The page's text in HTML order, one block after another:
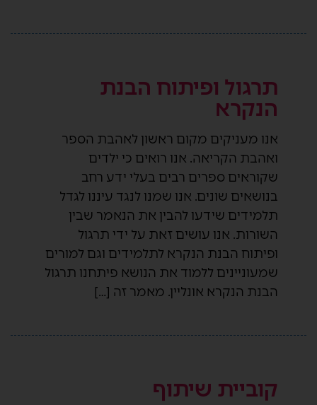
תרגול ופיתוח הבנת
הנקרא
אנו מעניקים מקום ראשון לאהבת הספר
ואהבת הקריאה. אנו רואים כי ילדים
שקוראים ספרים רבים בעלי ידע רחב
בנושאים שונים. אנו שמנו לנגד עיננו לגדל
תלמידים שידעו להבין את הנאמר שבין
השורות. אנו עושים זאת על ידי תרגול
ופיתוח הבנת הנקרא לתלמידים וגם למורים
שמעוניינים ללמוד את הנושא פיתחנו תרגול
הבנת הנקרא אונליין. מאמר זה […]
קוביית שיתוף